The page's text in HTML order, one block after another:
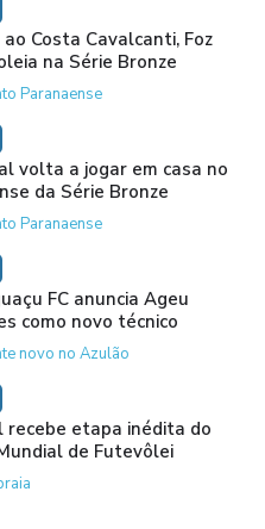
Costa Cavalcanti, Foz
na Série Bronze
Paranaense
volta a jogar em casa no
da Série Bronze
Paranaense
FC anuncia Ageu
como novo técnico
novo no Azulão
recebe etapa inédita do
de Futevôlei